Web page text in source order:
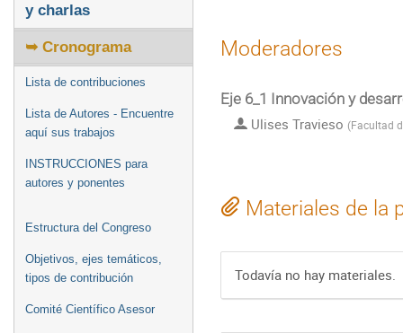
y charlas
➥ Cronograma
Lista de contribuciones
Lista de Autores - Encuentre
aquí sus trabajos
INSTRUCCIONES para
autores y ponentes
Estructura del Congreso
Objetivos, ejes temáticos,
tipos de contribución
Comité Científico Asesor
Moderadores
Eje 6_1 Innovación y
Ulises Travieso (Facultad
Materiales de la
Todavía no hay materiales.